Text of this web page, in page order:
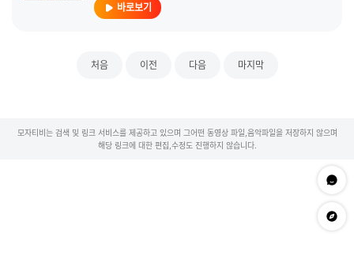
바로보기
처음 이전 다음 마지막
모자티비는 검색 및 링크 서비스를 제공하고 있으며 그어떤 동영상 파일,음악파일을 저장하지 않으며
해당 링크에 대한 편집,수정도 진행하지 않습니다.
문의하
app